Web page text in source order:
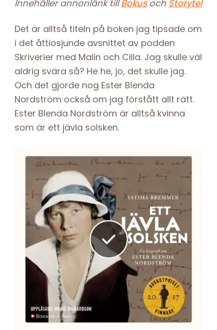
Innehåller annonlänk tillBokusoch Storytel
Det är alltså titeln på boken jag tipsade om
i det åttiosjunde avsnittet av podden
Skriverier med Malin och Cilla. Jag skulle väl
aldrig svära så? He he, jo, det skulle jag.
Och det gjorde nog Ester Blenda
Nordström också om jag förstått allt rätt.
Ester Blenda Nordström är alltså kvinna
som är ett jävla solsken.